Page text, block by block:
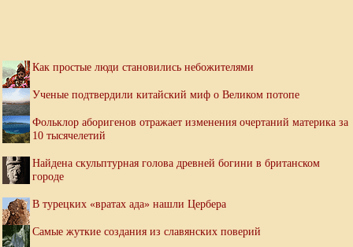
Как простые люди становились небожителями
Ученые подтвердили китайский миф о Великом потопе
Фольклор аборигенов отражает изменения очертаний материка за
10 тысячелетий
Найдена скульптурная голова древней богини в британском
городе
В турецких «вратах ада» нашли Цербера
Самые жуткие создания из славянских поверий